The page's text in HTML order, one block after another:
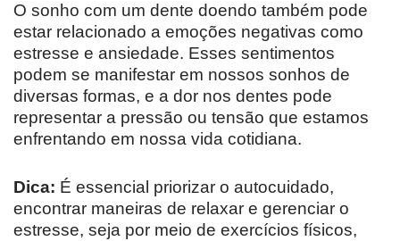
O sonho com um dente doendo também pode
estar relacionado a emoções negativas como
estresse e ansiedade. Esses sentimentos
podem se manifestar em nossos sonhos de
diversas formas, e a dor nos dentes pode
representar a pressão ou tensão que estamos
enfrentando em nossa vida cotidiana.
Dica: É essencial priorizar o autocuidado,
encontrar maneiras de relaxar e gerenciar o
estresse, seja por meio de exercícios físicos,